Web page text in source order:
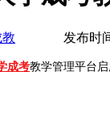
发布时间
成考教学管理平台